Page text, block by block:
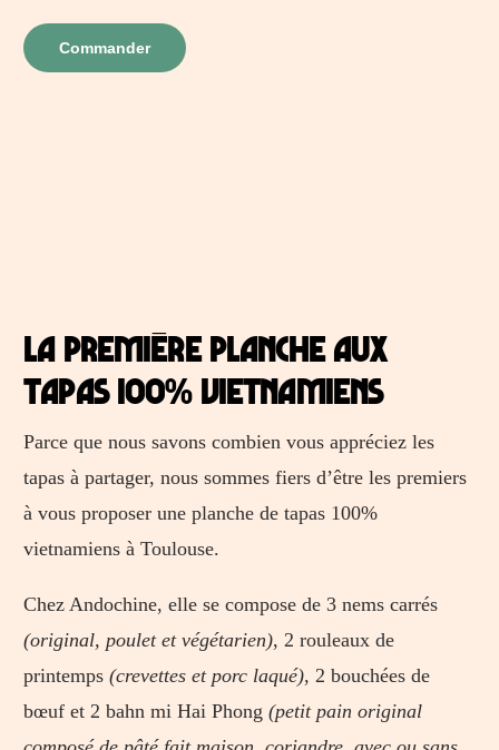
Commander
La première planche aux
tapas 100% vietnamiens
Parce que nous savons combien vous appréciez les
tapas à partager, nous sommes fiers d’être les premiers
à vous proposer une planche de tapas 100%
vietnamiens à Toulouse.
Chez Andochine, elle se compose de 3 nems carrés
(original, poulet et végétarien), 2 rouleaux de
printemps(crevettes et porc laqué), 2 bouchées de
bœuf et 2 bahn mi Hai Phong(petit pain original